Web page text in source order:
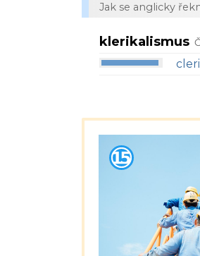
Jak se anglicky
klerikalismus